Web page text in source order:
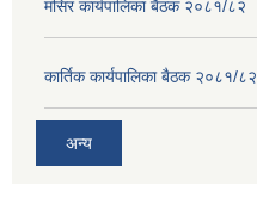
मंसिर कार्यपालिका बैठक २०८१/८२
कार्तिक कार्यपालिका बैठक २०८१/८२
अन्य